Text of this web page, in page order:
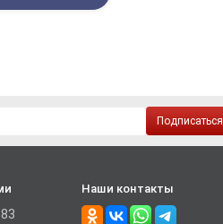
Подписаться
Наши контакты